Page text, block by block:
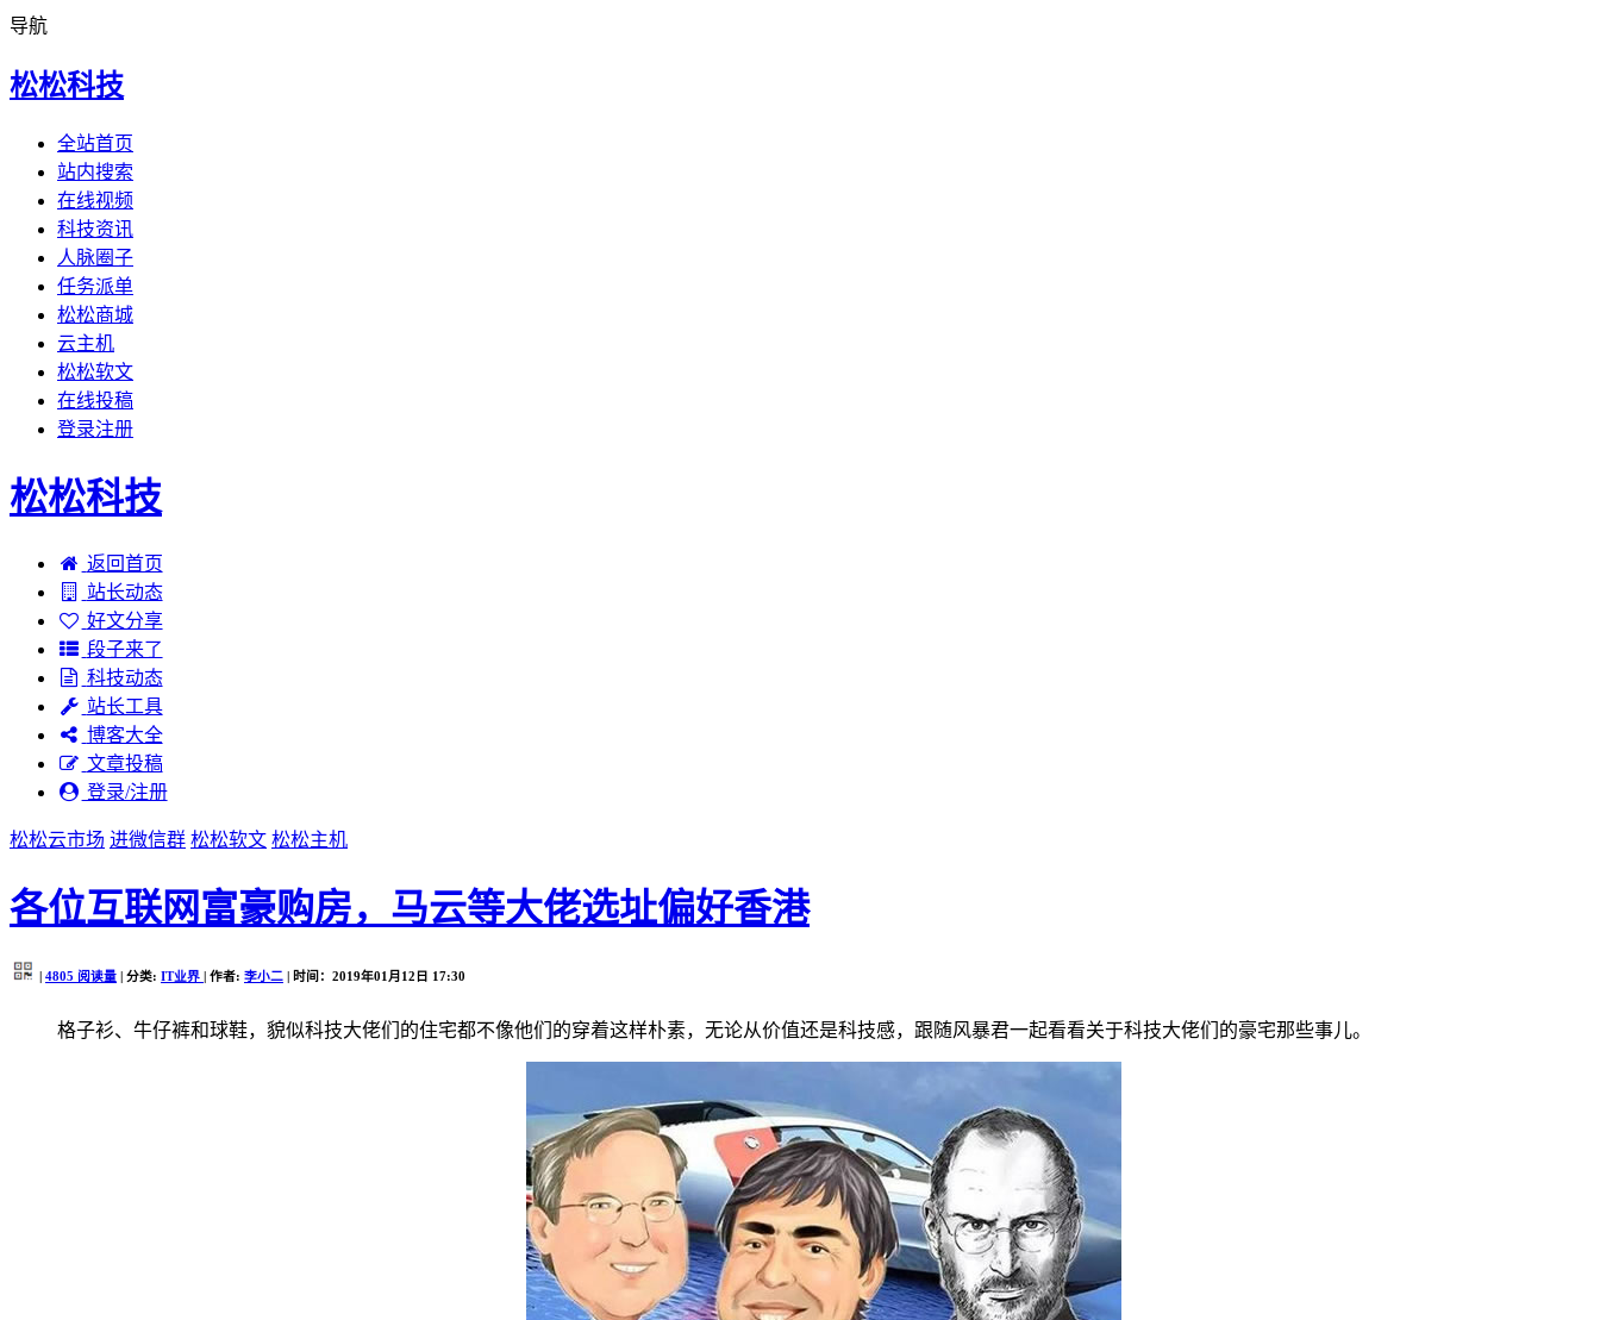
导航
松松科技
全站首页
站内搜索
在线视频
科技资讯
人脉圈子
任务派单
松松商城
云主机
松松软文
在线投稿
登录注册
松松科技
返回首页
站长动态
好文分享
段子来了
科技动态
站长工具
博客大全
文章投稿
登录/注册
松松云市场 进微信群 松松软文 松松主机
各位互联网富豪购房，马云等大佬选址偏好香港
| 4805 阅读量 | 分类: IT业界 | 作者: 李小二 | 时间：2019年01月12日 17:30
格子衫、牛仔裤和球鞋，貌似科技大佬们的住宅都不像他们的穿着这样朴素，无论从价值还是科技感，跟随风暴君一起看看关于科技大佬们的豪宅那些事儿。